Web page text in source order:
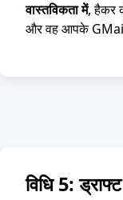
वास्तविकता में, हैकर
और वह आपके
विधि 5: ड्राफ्ट